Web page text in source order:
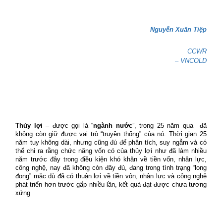
Nguyễn Xuân Tiệp
CCWR
– VNCOLD
Thủy lợi – được gọi là “ngành nước”, trong 25 năm qua
đã
không còn giữ được vai trò “truyền thống” của nó. Thời gian 25
năm tuy không dài, nhưng cũng đú để phân tích, suy ngẫm và có
thể chỉ ra rằng chức năng vốn có của thủy lợi như đã làm nhiều
năm trước đây trong điều kiện khó khăn về tiền vốn, nhân lực,
công nghệ, nay đã không còn đây đủ, đang trong tình trạng “long
đong” mặc dù đã có thuận lợi về tiền vôn, nhân lực và công nghệ
phát triển hơn trước gấp nhiều lần, kết quả đạt được chưa tương
xứng